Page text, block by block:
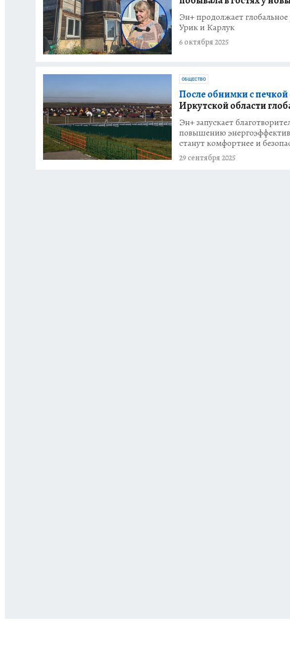
Эн+ продолжает
Урик и Карлук
6 октября 2025
ОБЩЕСТВО
После обнимки с печкой
Иркутской области
Эн+ запускает
повышению
станут комфортнее и
29 сентября 2025